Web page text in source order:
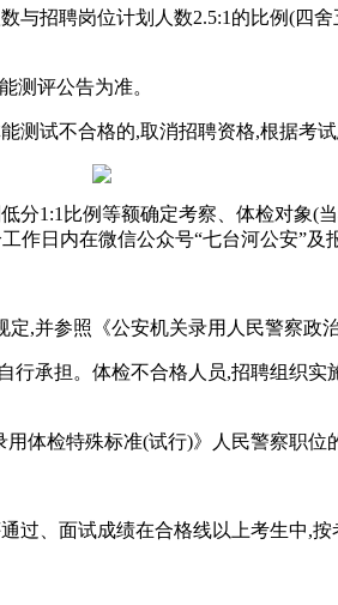
招聘岗位计划人数2.5:1的比例(四
测评公告为准。
试不合格的,取消招聘资格,根据考
1:1比例等额确定考察、体检对象(
日内在微信公众号“七台河公安”及
,并参照《公安机关录用人民警察政
承担。体检不合格人员,招聘组织
体检特殊标准(试行)》人民警察职位
过、面试成绩在合格线以上考生中,